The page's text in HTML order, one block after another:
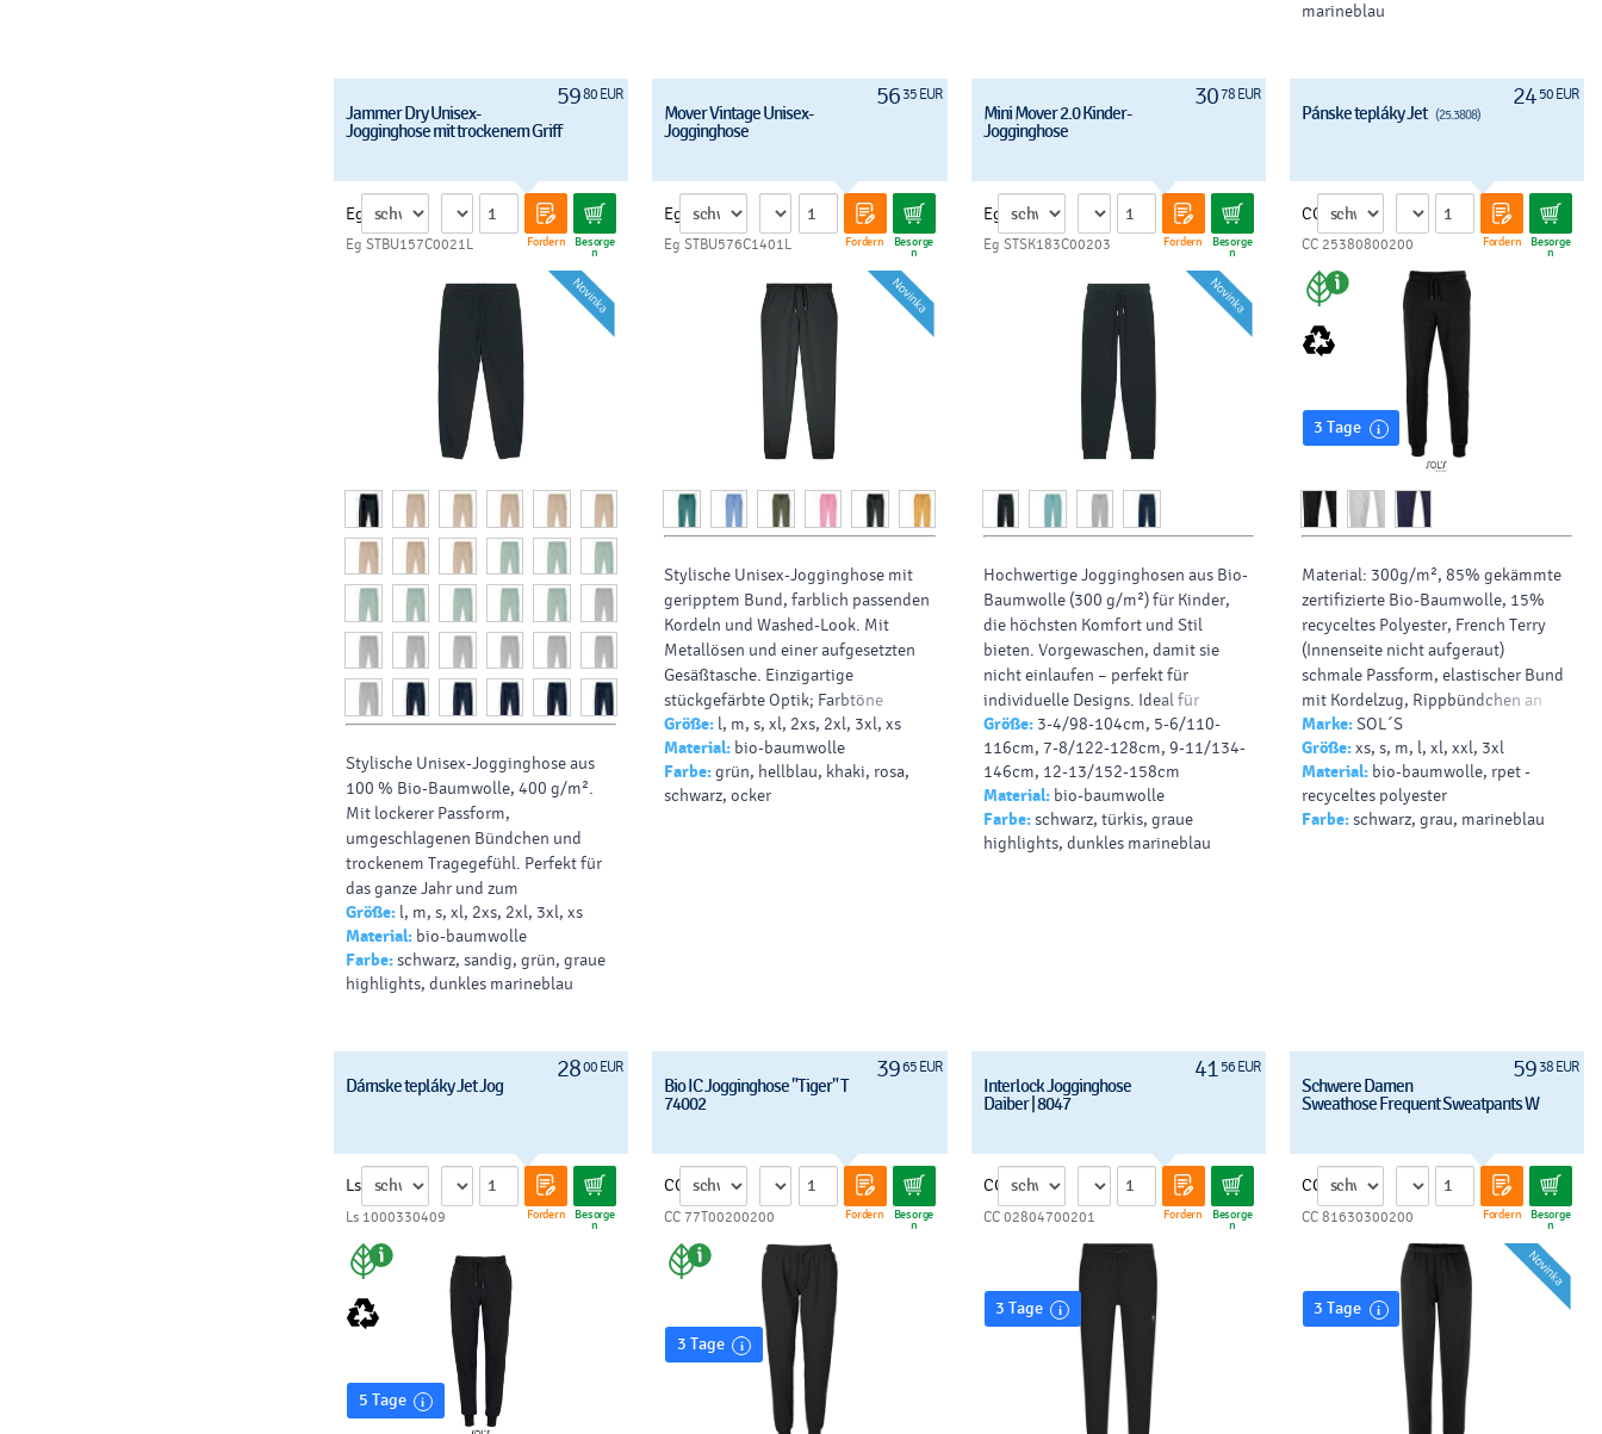
marineblau
5980 EUR
Jammer Dry Unisex-
Jogginghose mit trockenem Griff
Eg
Fordern Besorge
n
Eg STBU157C0021L
Stylische Unisex-Jogginghose aus
100 % Bio-Baumwolle, 400 g/m².
Mit lockerer Passform,
umgeschlagenen Bündchen und
trockenem Tragegefühl. Perfekt für
das ganze Jahr und zum
individuellen Gestalten.
Größe: l, m, s, xl, 2xs, 2xl, 3xl, xs
Material: bio-baumwolle
Farbe:schwarz, sandig, grün, graue
highlights, dunkles marineblau
56 35 EUR
Mover Vintage Unisex-
Jogginghose
Eg
Fordern Besorge
n
Eg STBU576C1401L
Stylische Unisex-Jogginghose mit
geripptem Bund, farblich passenden
Kordeln und Washed-Look. Mit
Metallösen und einer aufgesetzten
Gesäßtasche. Einzigartige
stückgefärbte Optik; Farbtöne
können variieren.
Größe: l, m, s, xl, 2xs, 2xl, 3xl, xs
Material: bio-baumwolle
Farbe:grün, hellblau, khaki, rosa,
schwarz, ocker
3078 EUR
Mini Mover 2.0 Kinder-
Jogginghose
Eg
Fordern Besorge
n
Eg STSK183C00203
Hochwertige Jogginghosen aus Bio-
Baumwolle (300 g/m²) für Kinder,
die höchsten Komfort und Stil
bieten. Vorgewaschen, damit sie
nicht einlaufen – perfekt für
individuelle Designs. Ideal für
passende Familienoutfits.
Größe: 3-4/98-104cm, 5-6/110-
116cm, 7-8/122-128cm, 9-11/134-
146cm, 12-13/152-158cm
Material: bio-baumwolle
Farbe: schwarz, türkis, graue
highlights, dunkles marineblau
24 50 EUR
Pánske tepláky Jet (25.3808)
CC
Fordern Besorge
n
CC 25380800200
3 Tage
Material: 300g/m², 85% gekämmte
zertifizierte Bio-Baumwolle, 15%
recyceltes Polyester, French Terry
(Innenseite nicht aufgeraut)
schmale Passform, elastischer Bund
mit Kordelzug, Rippbündchen an
Taille und Knöcheln, 2 schräge
Seitentaschen, eingenähte
Gesäßtasche, TearAway-Label
Marke:SOL´S
Größe:xs, s, m, l, xl, xxl, 3xl
Material: bio-baumwolle, rpet -
recyceltes polyester
Farbe:schwarz, grau, marineblau
2800 EUR
Dámske tepláky Jet Jog
Ls
Fordern Besorge
n
Ls 1000330409
5 Tage
3965 EUR
Bio IC Jogginghose "Tiger" T
74002
CC
Fordern Besorge
n
CC 77T00200200
3 Tage
41 56 EUR
Interlock Jogginghose
Daiber | 8047
CC
Fordern Besorge
n
CC 02804700201
3 Tage
59 38 EUR
Schwere Damen
Sweathose Frequent Sweatpants W
CC
Fordern Besorge
n
CC 81630300200
3 Tage